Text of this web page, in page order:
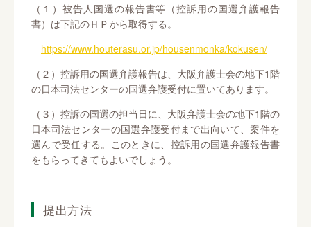
（１）被告人国選の報告書等（控訴用の国選弁護報告
書）は下記のＨＰから取得する。
https://www.houterasu.or.jp/housenmonka/kokusen/
（２）控訴用の国選弁護報告は、大阪弁護士会の地下1階
の日本司法センターの国選弁護受付に置いてあります。
（３）控訴の国選の担当日に、大阪弁護士会の地下1階の
日本司法センターの国選弁護受付まで出向いて、案件を
選んで受任する。このときに、控訴用の国選弁護報告書
をもらってきてもよいでしょう。
提出方法